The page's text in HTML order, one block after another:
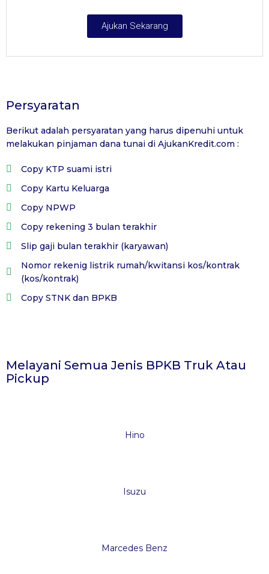
Ajukan Sekarang
Persyaratan
Berikut adalah persyaratan yang harus dipenuhi untuk
melakukan pinjaman dana tunai di AjukanKredit.com :
Copy KTP suami istri
Copy Kartu Keluarga
Copy NPWP
Copy rekening 3 bulan terakhir
Slip gaji bulan terakhir (karyawan)
Nomor rekenig listrik rumah/kwitansi kos/kontrak
(kos/kontrak)
Copy STNK dan BPKB
Melayani Semua Jenis BPKB Truk Atau
Pickup
Hino
Isuzu
Marcedes Benz